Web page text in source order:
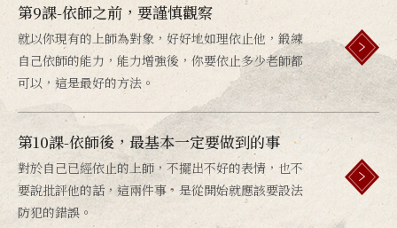
第9課-依師之前，要謹慎觀察
就以你現有的上師為對象，好好地如理依止他，鍛練
自己依師的能力，能力增強後，你要依止多少老師都
可以，這是最好的方法。
第10課-依師後，最基本一定要做到的事
對於自己已經依止的上師，不擺出不好的表情，也不
要說批評他的話，這兩件事，是從開始就應該要設法
防犯的錯誤。